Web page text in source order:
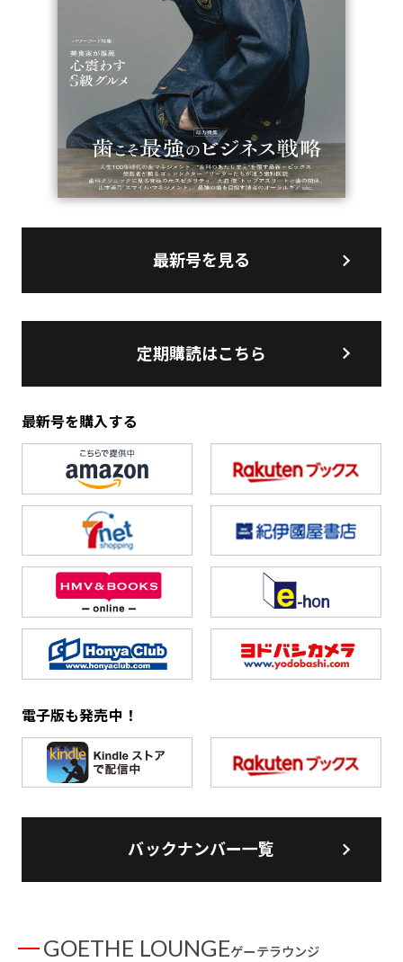
最新号を見る
定期購読はこちら
最新号を購入する
電子版も発売中！
バックナンバー一覧
GOETHE LOUNGEゲーテラウンジ